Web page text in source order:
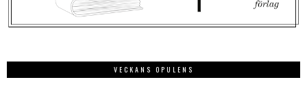
VECKANS OPULENS